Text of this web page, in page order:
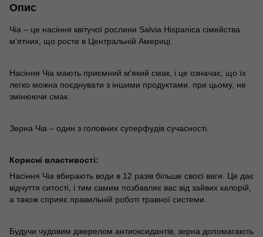
Опис
Чіа – це насіння квітучої рослини Salvia Hispanica сімейства
м'ятних, що росте в Центральній Америці.
Насіння Чіа мають приємний м'який смак, і це означає, що їх
легко можна поєднувати з іншими продуктами, при цьому, не
змінюючи смак.
Зерна Чіа – один з головних суперфудів сучасності.
Корисні властивості:
Насіння Чіа вбирають води в 12 разів більше своєї ваги. Це дає
відчуття ситості, і тим самим позбавляє вас від зайвих калорій,
а також сприяє правильній роботі травної системи.
Будучи чудовим джерелом антиоксидантів, зерна допомагають